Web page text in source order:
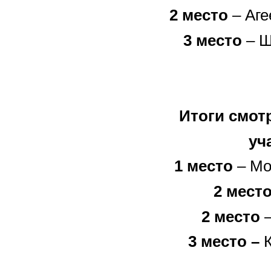
2 место –
3 место –
Итоги
1 место –
2
2 место
3 место –